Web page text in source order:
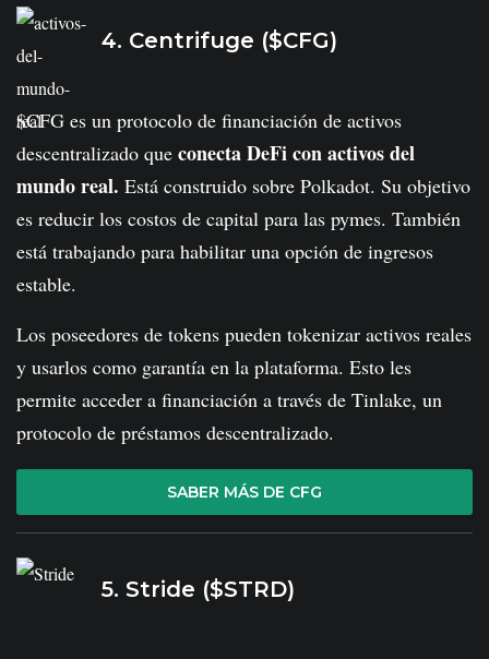
4. Centrifuge ($CFG)
$CFG es un protocolo de financiación de activos
descentralizado que conecta DeFi con activos del
mundo real. Está construido sobre Polkadot. Su objetivo
es reducir los costos de capital para las pymes. También
está trabajando para habilitar una opción de ingresos
estable.
Los poseedores de tokens pueden tokenizar activos reales
y usarlos como garantía en la plataforma. Esto les
permite acceder a financiación a través de Tinlake, un
protocolo de préstamos descentralizado.
SABER MÁS DE CFG
5. Stride ($STRD)